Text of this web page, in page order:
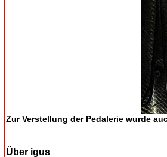
Zur Verstellung der Pedalerie wurde
Über igus